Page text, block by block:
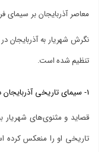
معاصر آذربایجان بر
نگرش شهریار به آذربایجان
تنظیم شده است.
1- سیمای تاریخی آذربایجان در شعر محمدحسین شهریار
قصاید و مثنوی‌های
تاریخی او را منعکس کرده